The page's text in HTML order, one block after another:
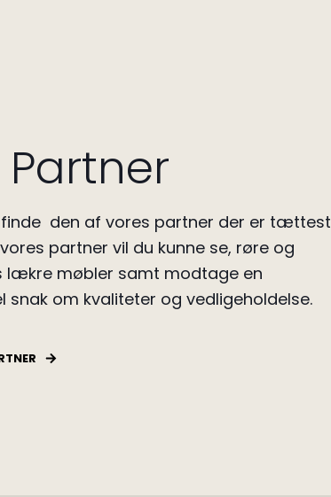
Partner
den af vores partner der er tættest
partner vil du kunne se, røre og
lækre møbler samt modtage en
snak om kvaliteter og vedligeholdelse.